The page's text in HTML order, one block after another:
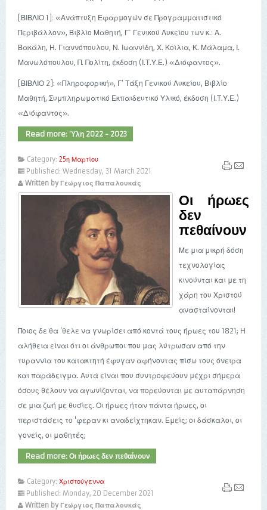
[ΒΙΒΛΙΟ 1]: «Ανάπτυξη Εφαρμογών σε Προγραμματιστικό
Περιβάλλον», Βιβλίο Μαθητή, Γ΄ Γενικού Λυκείου των κ.: Α.
Βακάλη, Η. Γιαννόπουλου, Ν. Ιωαννίδη, Χ. Κοίλια, Κ. Μάλαμα, Ι.
Μανωλόπουλου, Π. Πολίτη, έκδοση (Ι.Τ.Υ.Ε.) «Διόφαντος».
[ΒΙΒΛΙΟ 2]: «Πληροφορική», Γ’ Τάξη Γενικού Λυκείου, Βιβλίο
Μαθητή, Συμπληρωματικό Εκπαιδευτικό Υλικό, έκδοση (Ι.Τ.Υ.Ε.)
«Διόφαντος».
Read more: Ύλη 2022 - 2023
Category: 25η Μαρτίου
Published: Wednesday, 31 March 2021
Written by Γεώργιος Παπαλουκάς
Οι ήρωες
δεν
πεθαίνουν
Με μια μικρή δόση
τεχνολογίας
κινούνται και με τη
χάρη του Χριστού
ανασταίνονται!
Ποιος δε θα 'θελε να γνωρίσει από κοντά τους ήρωες του 1821; Η
αλήθεια είναι ότι οι άνθρωποι που μας λύτρωσαν από την
τυραννία του κατακτητή έφυγαν αφήνοντας πίσω τους όνειρα
και παράδειγμα. Αυτά είναι που συντροφεύουν μέχρι σήμερα
όσους θέλουν να αγωνίζονται, να πορεύονται με αυταπάρνηση
σε μια ζωή με θυσίες. Οι ήρωες ήταν πάντα ήρωες, οι
περιστάσεις το 'φεραν κι αναδείχτηκαν. Εμείς; οι δάσκαλοι, οι
γονείς, οι μαθητές;
Read more: Οι ήρωες δεν πεθαίνουν
Category: Χριστούγεννα
Published: Monday, 20 December 2021
Written by Γεώργιος Παπαλουκάς